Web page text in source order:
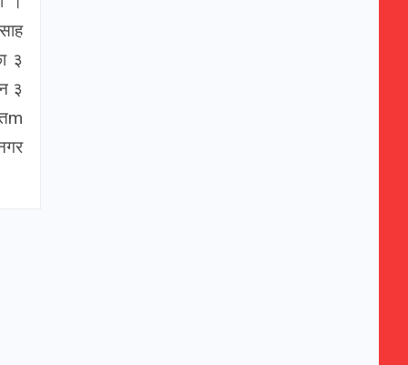
३
३